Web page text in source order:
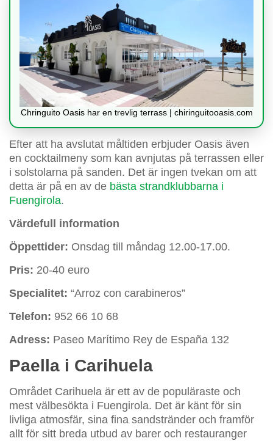
Chringuito Oasis har en trevlig terrass | chiringuitooasis.com
Efter att ha avslutat måltiden erbjuder Oasis även
en cocktailmeny som kan avnjutas på terrassen eller
i solstolarna på sanden. Det är ingen tvekan om att
detta är på en av de bästa strandklubbarna i
Fuengirola.
Värdefull information
Öppettider: Onsdag till måndag 12.00-17.00.
Pris: 20-40 euro
Specialitet: “Arroz con carabineros”
Telefon: 952 66 10 68
Adress: Paseo Marítimo Rey de España 132
Paella i Carihuela
Området Carihuela är ett av de populäraste och
mest välbesökta i Fuengirola. Det är känt för sin
livliga atmosfär, sina fina sandstränder och framför
allt för sitt breda utbud av barer och restauranger